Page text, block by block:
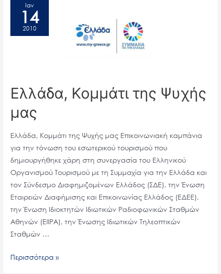
Ιαν
14
2010
Ελλάδα, Κομμάτι της Ψυχής
μας
Ελλάδα, Κομμάτι της Ψυχής μας Επικοινωνιακή καμπάνια
για την τόνωση του εσωτερικού τουρισμού που
δημιουργήθηκε χάρη στη συνεργασία του Ελληνικού
Οργανισμού Τουρισμού με τη Συμμαχία για την Ελλάδα και
τον Σύνδεσμο Διαφημιζομένων Ελλάδος (ΣΔΕ), την Ένωση
Εταιρειών Διαφήμισης και Επικοινωνίας Ελλάδος (ΕΔΕΕ),
την Ένωση Ιδιοκτητών Ιδιωτικών Ραδιοφωνικών Σταθμών
Αθηνών (ΕΙΙΡΑ), την Ένωσης Ιδιωτικών Τηλεοπτικών
Σταθμών …
Κομμάτι
Ψυχής
Περισσότερα »